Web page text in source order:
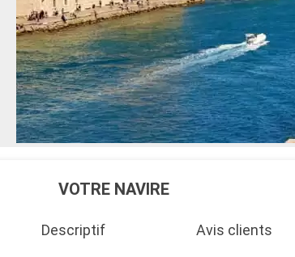
VOTRE NAVIRE
Descriptif Avis clients